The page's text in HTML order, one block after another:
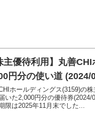
主優待利用】丸善
円分の使い道 (2024/
ホールディングス(3159)の
いた2,000円分の優待券
限は2025年11月末でした...